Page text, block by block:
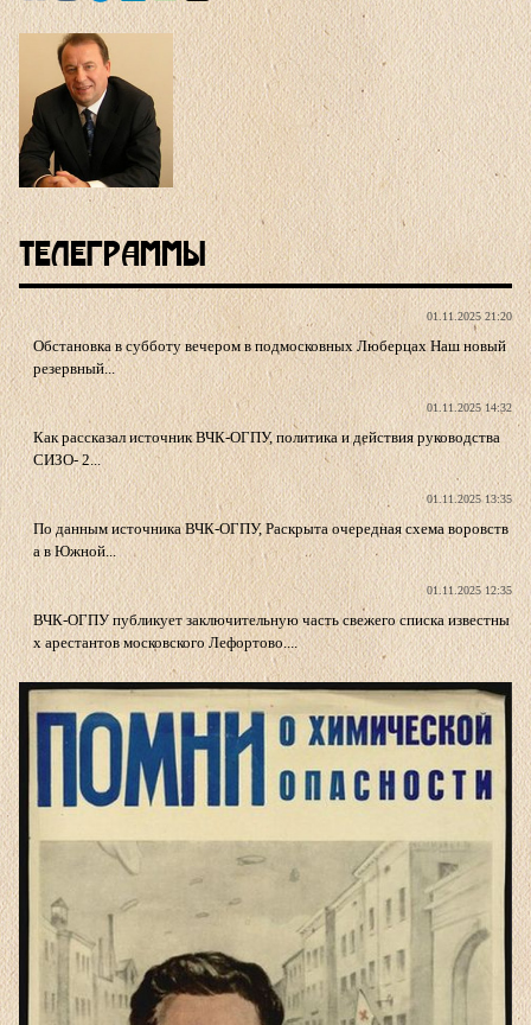
Телеграммы
01.11.2025 21:20
Обстановка в субботу вечером в подмосковных Люберцах Наш новый
резервный...
01.11.2025 14:32
Как рассказал источник ВЧК-ОГПУ, политика и действия руководства
СИЗО- 2...
01.11.2025 13:35
По данным источника ВЧК-ОГПУ, Раскрыта очередная схема воровств
а в Южной...
01.11.2025 12:35
ВЧК-ОГПУ публикует заключительную часть свежего списка известны
х арестантов московского Лефортово....